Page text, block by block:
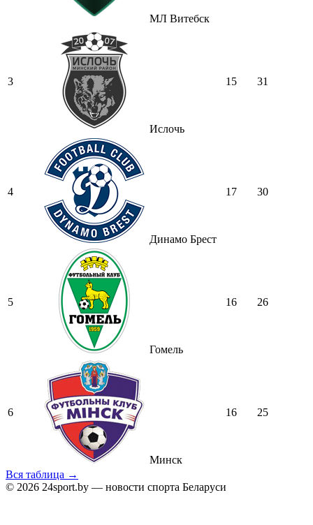
МЛ Витебск
3
Ислочь
15 31
4
Динамо Брест
17 30
5
Гомель
16 26
6
Минск
16 25
Вся таблица →
© 2026 24sport.by — новости спорта Беларуси